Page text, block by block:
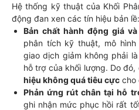
Hệ thống kỹ thuật của Khối
động đan xen các tín hiệu bản lề:
Bản chất hành động giá
phân tích kỹ thuật, mô
giao dịch giảm không phải
hỗ trợ của khối lượng. Do
hiệu không quá tiêu cực cho
Phản ứng rút chân tại hỗ
ghi nhận mức phục hồi rất